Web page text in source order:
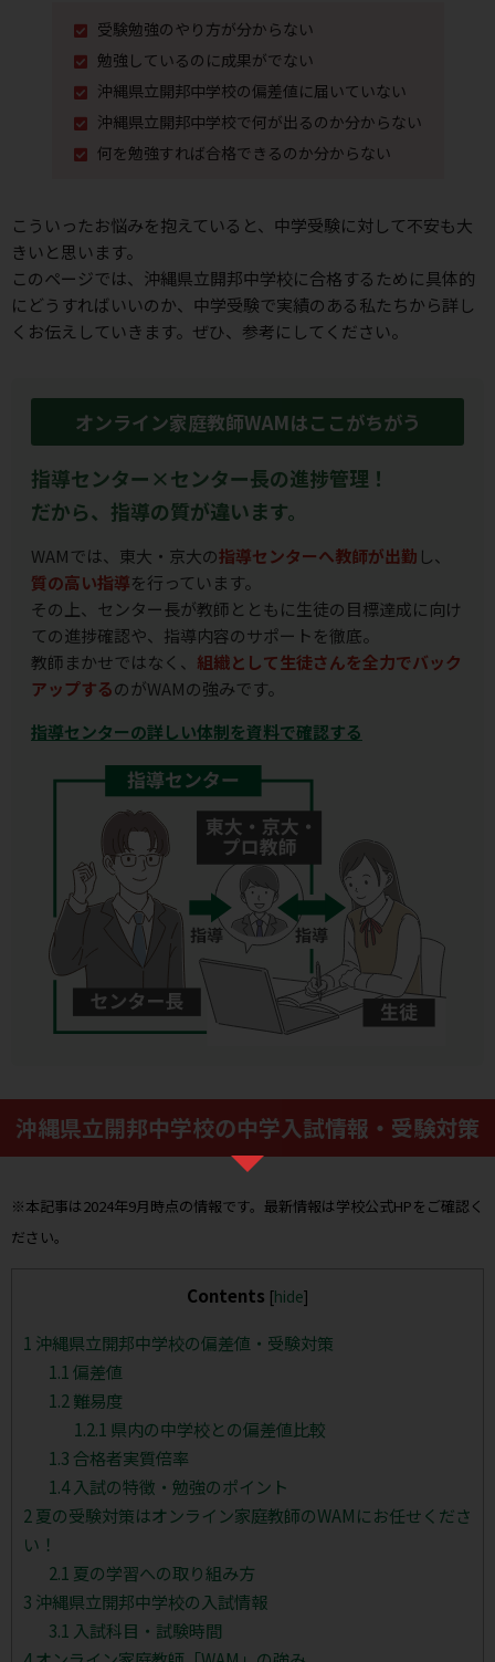
受験勉強のやり⽅が分からない
勉強しているのに成果がでない
沖縄県立開邦中学校の偏差値に届いていない
沖縄県立開邦中学校で何が出るのか分からない
何を勉強すれば合格できるのか分からない
こういったお悩みを抱えていると、中学受験に対して不安も⼤
きいと思います。
このページでは、沖縄県立開邦中学校に合格するために具体的
にどうすればいいのか、 中学受験で実績のある私たちから詳し
くお伝えしていきます。ぜひ、参考にしてください。
オンライン家庭教師WAMはここがちがう
指導センター×センター長の進捗管理！
だから、指導の質が違います。
WAMでは、東大・京大の指導センターへ教師が出勤 し、
質の高い指導を行っています。
その上、センター長が教師とともに生徒の目標達成に向け
ての進捗確認や、指導内容のサポートを徹底。
教師まかせではなく、 組織として生徒さんを全力でバック
アップするのがWAMの強みです。
指導センターの詳しい体制を資料で確認する
沖縄県立開邦中学校の中学入試情報・受験対策
※本記事は2024年9月時点の情報です。最新情報は学校公式HPをご確認く
ださい。
Contents [hide]
1 沖縄県立開邦中学校の偏差値・受験対策
1.1 偏差値
1.2 難易度
1.2.1 県内の中学校との偏差値比較
1.3 合格者実質倍率
1.4入試の特徴・勉強のポイント
2 夏の受験対策はオンライン家庭教師のWAMにお任せくださ
い！
2.1 夏の学習への取り組み方
3 沖縄県立開邦中学校の入試情報
3.1 入試科目・試験時間